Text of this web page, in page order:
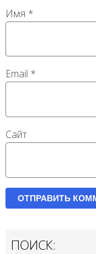
Имя *
Email *
Сайт
ПОИСК: